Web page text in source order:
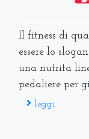
Il fitness di
essere lo
una nutrita
pedaliere per
leggi